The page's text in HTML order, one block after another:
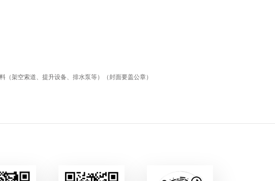
架空索道、提升设备、排水泵等）（封面要盖公章）